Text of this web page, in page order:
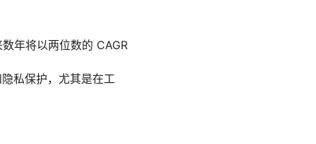
年将以两位数的 CAGR
私保护，尤其是在工